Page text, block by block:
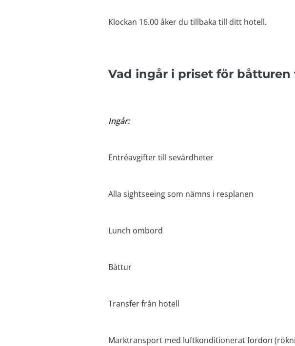
Klockan 16.00 åker du tillbaka till ditt hotell.
Vad ingår i priset för båtturen
Ingår:
Entréavgifter till sevärdheter
Alla sightseeing som nämns i resplanen
Lunch ombord
Båttur
Transfer från hotell
Marktransport med luftkonditionerat fordon